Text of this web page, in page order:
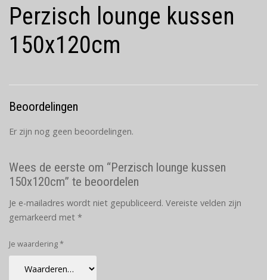
Perzisch lounge kussen
150x120cm
Beoordelingen
Er zijn nog geen beoordelingen.
Wees de eerste om “Perzisch lounge kussen
150x120cm” te beoordelen
Je e-mailadres wordt niet gepubliceerd. Vereiste velden zijn
gemarkeerd met *
Je waardering*